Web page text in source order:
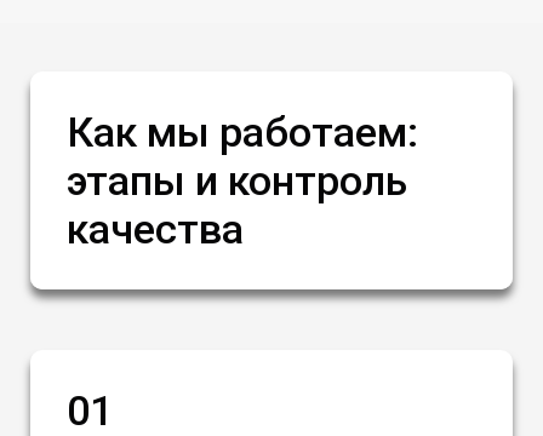
Как мы работаем:
этапы и контроль
качества
01